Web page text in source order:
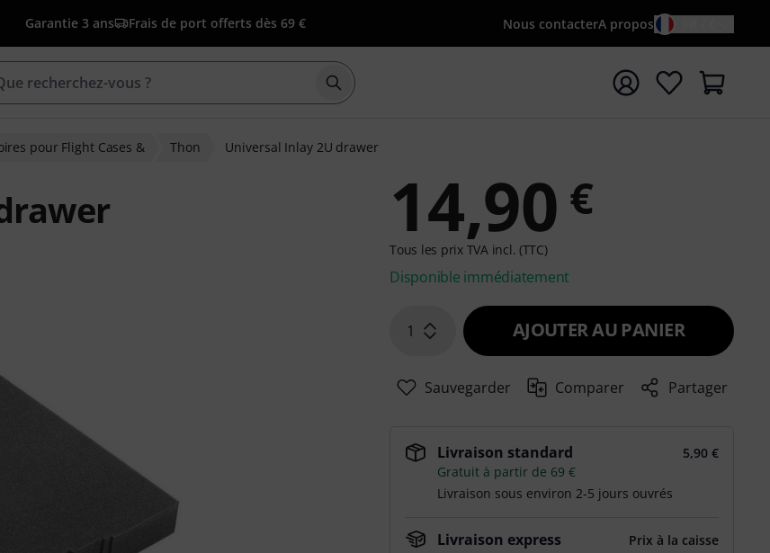
Garantie 3 ans Frais de port offerts dès 69 € Nous contacterA propos
Démarrer la recherche avec le terme de recherche
pour Flight Cases & Thon Universal Inlay 2U drawer
14,90 €
Tous les prix TVA incl. (TTC)
Disponible immédiatement
1 AJOUTER AU PANIER
Sauvegarder Comparer Partager
Livraison standard
5,90 €
Gratuit à partir de 69 €
Livraison sous environ 2-5 jours ouvrés
Livraison express
Prix à la caisse